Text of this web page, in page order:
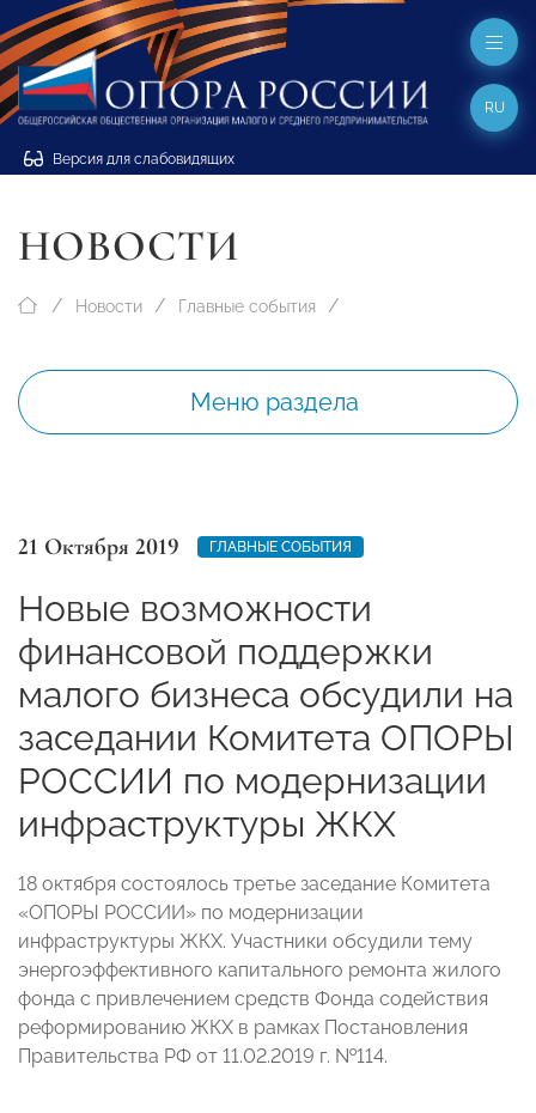
Версия для слабовидящих
RU
НОВОСТИ
Новости Главные события
Меню раздела
21 Октября 2019 ГЛАВНЫЕ СОБЫТИЯ
Новые возможности
финансовой поддержки
малого бизнеса обсудили на
заседании Комитета ОПОРЫ
РОССИИ по модернизации
инфраструктуры ЖКХ
18 октября состоялось третье заседание Комитета
«ОПОРЫ РОССИИ» по модернизации
инфраструктуры ЖКХ. Участники обсудили тему
энергоэффективного капитального ремонта жилого
фонда с привлечением средств Фонда содействия
реформированию ЖКХ в рамках Постановления
Правительства РФ от 11.02.2019 г. №114.